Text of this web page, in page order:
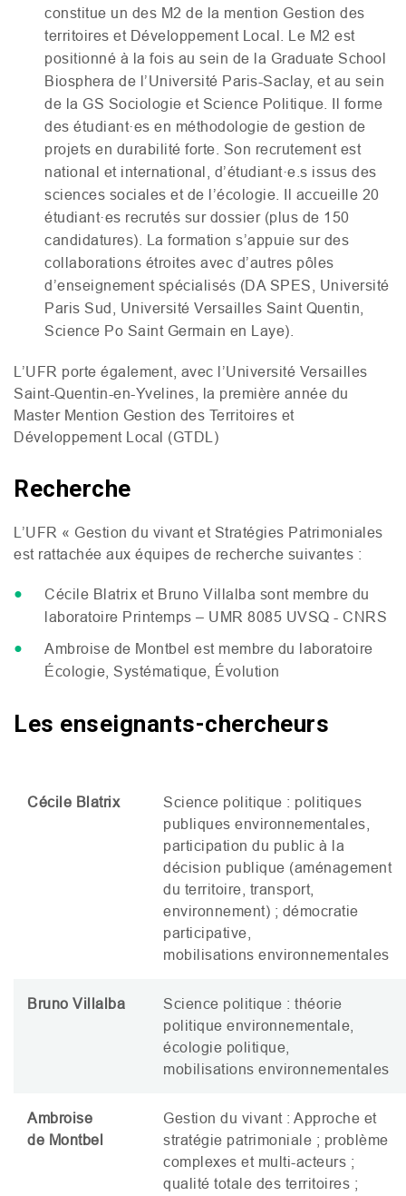
constitue un des M2 de la mention Gestion des
territoires et Développement Local. Le M2 est
positionné à la fois au sein de la Graduate School
Biosphera de l’Université Paris-Saclay, et au sein
de la GS Sociologie et Science Politique. Il forme
des étudiant·es en méthodologie de gestion de
projets en durabilité forte. Son recrutement est
national et international, d’étudiant·e.s issus des
sciences sociales et de l’écologie. Il accueille 20
étudiant·es recrutés sur dossier (plus de 150
candidatures). La formation s’appuie sur des
collaborations étroites avec d’autres pôles
d’enseignement spécialisés (DA SPES , Université
Paris Sud, Université Versailles Saint Quentin,
Science Po Saint Germain en Laye).
L’UFR porte également, avec l’Université Versailles
Saint-Quentin-en-Yvelines, la première année du
Master Mention Gestion des Territoires et
Développement Local (GTDL )
Recherche
L’UFR « Gestion du vivant et Stratégies Patrimoniales
est rattachée aux équipes de recherche suivantes :
Cécile Blatrix et Bruno Villalba sont membre du
laboratoire Printemps – UMR 8085 UVSQ - CNRS
Ambroise de Montbel est membre du laboratoire
Écologie, Systématique, Évolution
Les enseignants-chercheurs
Cécile Blatrix
Science politique : politiques
publiques environnementales,
participation du public à la
décision publique (aménagement
du territoire, transport,
environnement) ; démocratie
participative,
mobilisations environnementales
Bruno Villalba
Science politique : théorie
politique environnementale,
écologie politique,
mobilisations environnementales
Ambroise
de Montbel
Gestion du vivant : Approche et
stratégie patrimoniale ; problème
complexes et multi-acteurs ;
qualité totale des territoires ;